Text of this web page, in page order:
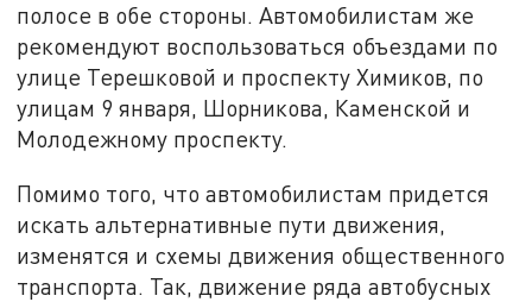
полосе в обе стороны. Автомобилистам же
рекомендуют воспользоваться объездами по
улице Терешковой и проспекту Химиков, по
улицам 9 января, Шорникова, Каменской и
Молодежному проспекту.
Помимо того, что автомобилистам придется
искать альтернативные пути движения,
изменятся и схемы движения общественного
транспорта. Так, движение ряда автобусных